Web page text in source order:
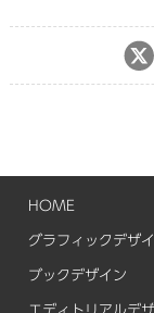
HOME
グラフィックデザ
ブックデザイン